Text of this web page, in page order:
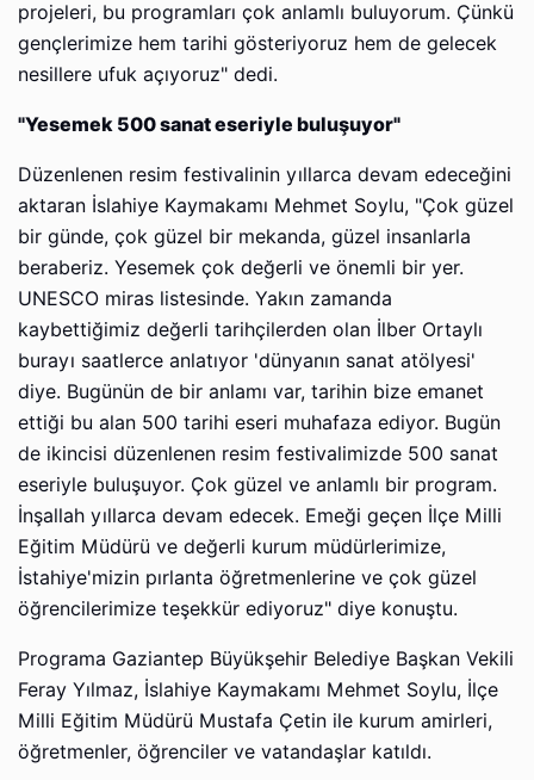
projeleri, bu programları çok anlamlı buluyorum. Çünkü
gençlerimize hem tarihi gösteriyoruz hem de gelecek
nesillere ufuk açıyoruz" dedi.
"Yesemek 500 sanat eseriyle buluşuyor"
Düzenlenen resim festivalinin yıllarca devam edeceğini
aktaran İslahiye Kaymakamı Mehmet Soylu, "Çok güzel
bir günde, çok güzel bir mekanda, güzel insanlarla
beraberiz. Yesemek çok değerli ve önemli bir yer.
UNESCO miras listesinde. Yakın zamanda
kaybettiğimiz değerli tarihçilerden olan İlber Ortaylı
burayı saatlerce anlatıyor 'dünyanın sanat atölyesi'
diye. Bugünün de bir anlamı var, tarihin bize emanet
ettiği bu alan 500 tarihi eseri muhafaza ediyor. Bugün
de ikincisi düzenlenen resim festivalimizde 500 sanat
eseriyle buluşuyor. Çok güzel ve anlamlı bir program.
İnşallah yıllarca devam edecek. Emeği geçen İlçe Milli
Eğitim Müdürü ve değerli kurum müdürlerimize,
İstahiye'mizin pırlanta öğretmenlerine ve çok güzel
öğrencilerimize teşekkür ediyoruz" diye konuştu.
Programa Gaziantep Büyükşehir Belediye Başkan Vekili
Feray Yılmaz, İslahiye Kaymakamı Mehmet Soylu, İlçe
Milli Eğitim Müdürü Mustafa Çetin ile kurum amirleri,
öğretmenler, öğrenciler ve vatandaşlar katıldı.